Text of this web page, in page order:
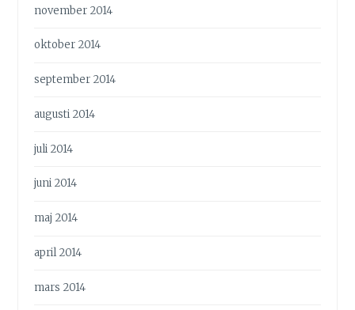
november 2014
oktober 2014
september 2014
augusti 2014
juli 2014
juni 2014
maj 2014
april 2014
mars 2014